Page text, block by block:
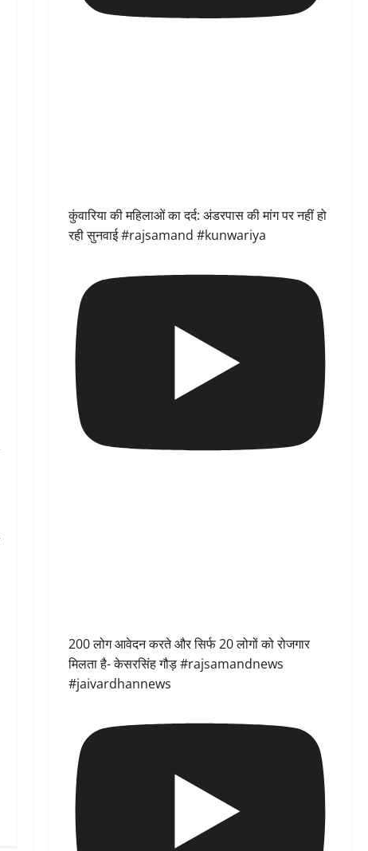
कुंवारिया की महिलाओं का दर्द: अंडरपास की मांग पर नहीं हो
रही सुनवाई #rajsamand #kunwariya
200 लोग आवेदन करते और सिर्फ 20 लोगों को रोजगार
मिलता है- केसरसिंह गौड़ #rajsamandnews
#jaivardhannews